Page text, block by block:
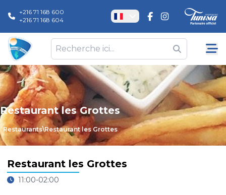
+216 71 168 600
+216 71 168 604
Restaurant les Grottes
Restaurants\Restaurant les Grottes
Restaurant les Grottes
11:00-02:00